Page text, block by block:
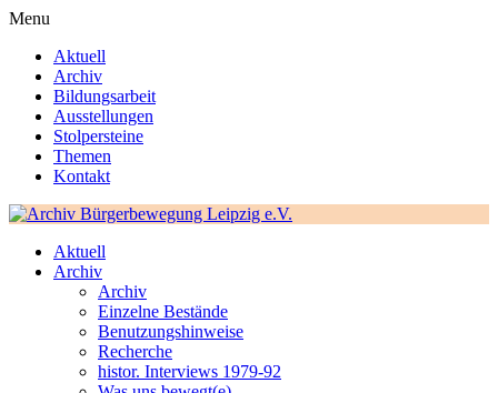
Menu
Aktuell
Archiv
Bildungsarbeit
Ausstellungen
Stolpersteine
Themen
Kontakt
Aktuell
Archiv
Archiv
Einzelne Bestände
Benutzungshinweise
Recherche
histor. Interviews 1979-92